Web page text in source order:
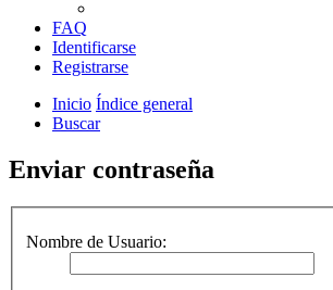
FAQ
Identificarse
Registrarse
Inicio Índice general
Buscar
Enviar contraseña
Nombre de Usuario: